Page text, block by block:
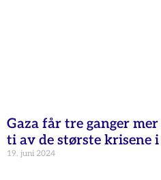
Gaza får tre ganger
ti av de største krisene
19. juni 2024